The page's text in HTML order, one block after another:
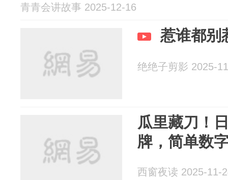
青青会讲故事 2025-12-16
惹谁都别
绝绝子剪影 2025-
瓜里藏刀！
牌，简单数
西窗夜读 2025-11-